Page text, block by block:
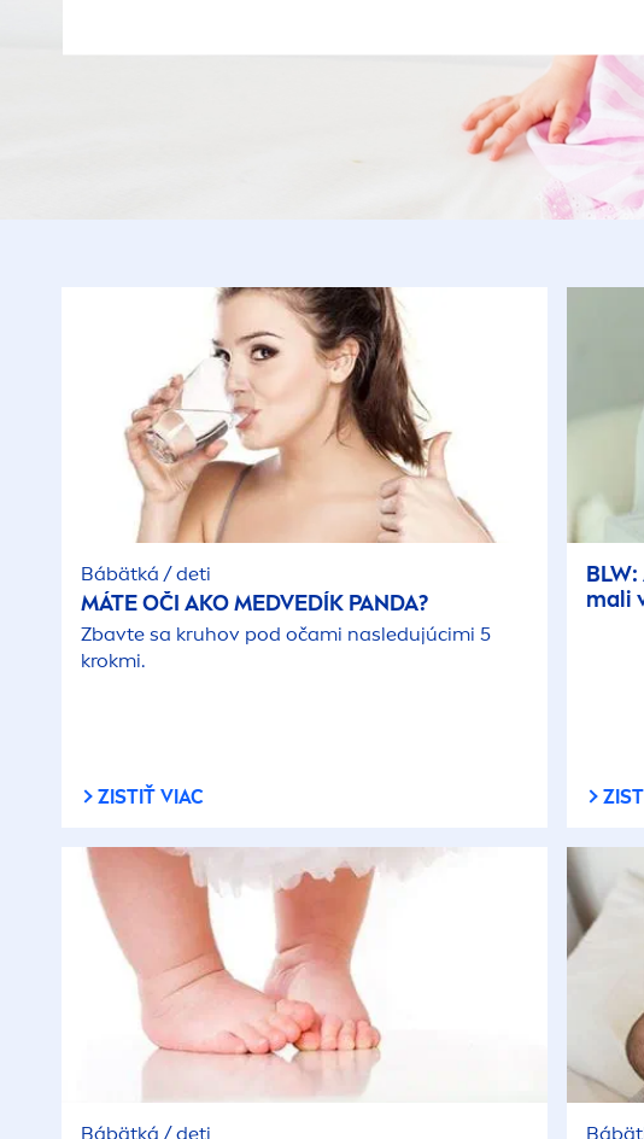
Bábätká / deti
MÁTE OČI AKO MEDVEDÍK PANDA?
Zbavte sa kruhov pod očami nasledujúcimi 5
krokmi.
ZISTIŤ VIAC
mali
Bábätká / deti